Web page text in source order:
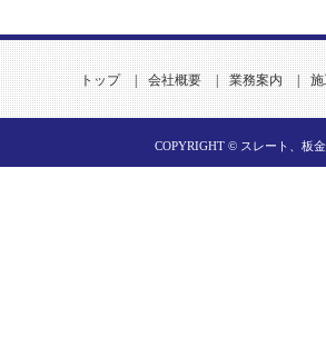
トップ | 会社概要 | 業務案内 | 施
COPYRIGHT © スレート、板